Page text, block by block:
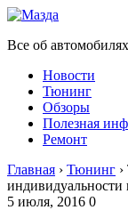
Все об
Новости
Тюнинг
Обзоры
Полезная
Ремонт
Главная › Тюнинг ›
5 июля, 2016 0